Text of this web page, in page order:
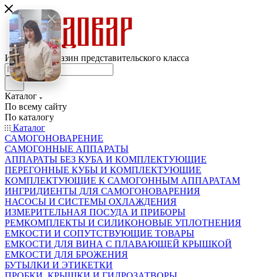
Интернет-магазин представительского класса
Каталог
По всему сайту
По каталогу
Каталог
САМОГОНОВАРЕНИЕ
САМОГОННЫЕ АППАРАТЫ
АППАРАТЫ БЕЗ КУБА И КОМПЛЕКТУЮЩИЕ
ПЕРЕГОННЫЕ КУБЫ И КОМПЛЕКТУЮЩИЕ
КОМПЛЕКТУЮЩИЕ К САМОГОННЫМ АППАРАТАМ
ИНГРИДИЕНТЫ ДЛЯ САМОГОНОВАРЕНИЯ
НАСОСЫ И СИСТЕМЫ ОХЛАЖДЕНИЯ
ИЗМЕРИТЕЛЬНАЯ ПОСУДА И ПРИБОРЫ
РЕМКОМПЛЕКТЫ И СИЛИКОНОВЫЕ УПЛОТНЕНИЯ
ЕМКОСТИ И СОПУТСТВУЮЩИЕ ТОВАРЫ
ЕМКОСТИ ДЛЯ ВИНА С ПЛАВАЮЩЕЙ КРЫШКОЙ
ЕМКОСТИ ДЛЯ БРОЖЕНИЯ
БУТЫЛКИ И ЭТИКЕТКИ